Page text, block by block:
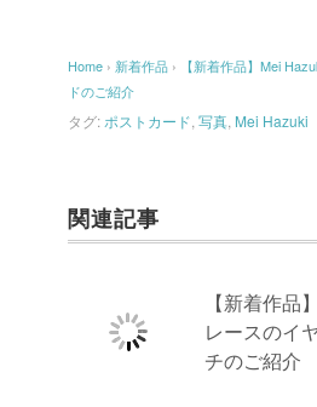
Home › 新着作品 ›
【新着作品】Mei
ドのご紹介
タグ: ポストカード 写真 Mei Hazuki
関連記事
【新着作
レースのイ
チのご紹介